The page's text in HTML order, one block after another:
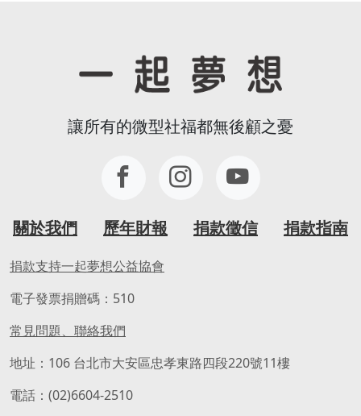
讓所有的微型社福都無後顧之憂
關於我們 歷年財報 捐款徵信 捐款指南
捐款支持一起夢想公益協會
電子發票捐贈碼：510
常見問題、聯絡我們
地址：106 台北市大安區忠孝東路四段220號11樓
電話：(02)6604-2510